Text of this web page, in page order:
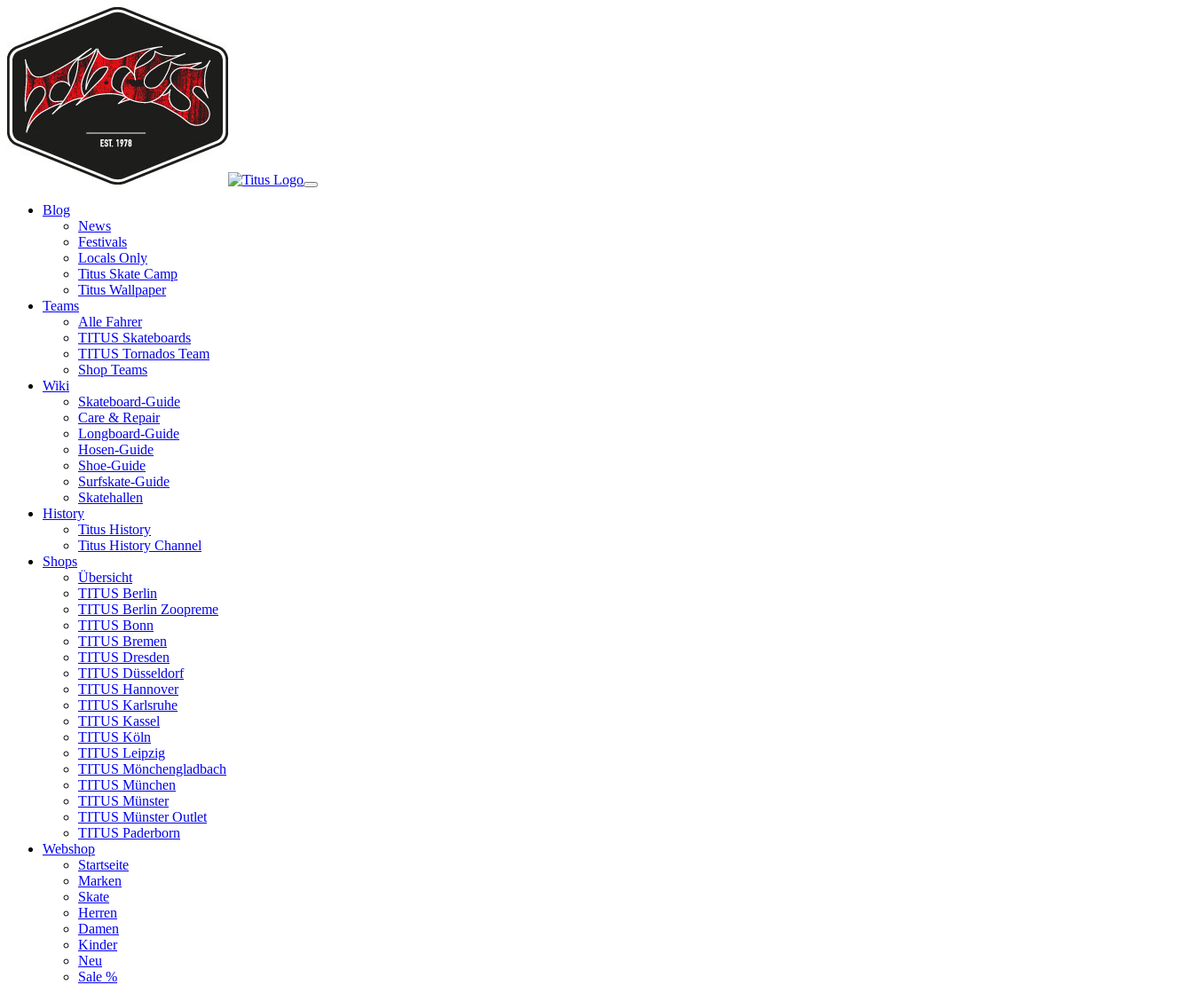
main
content
Toggle
Blog
News
Festivals
Locals Only
Titus Skate Camp
Titus Wallpaper
Teams
Alle Fahrer
TITUS Skateboards
TITUS Tornados Team
Shop Teams
Wiki
Skateboard-Guide
Care & Repair
Longboard-Guide
Hosen-Guide
Shoe-Guide
Surfskate-Guide
Skatehallen
History
Titus History
Titus History Channel
Shops
Übersicht
TITUS Berlin
TITUS Berlin Zoopreme
TITUS Bonn
TITUS Bremen
TITUS Dresden
TITUS Düsseldorf
TITUS Hannover
TITUS Karlsruhe
TITUS Kassel
TITUS Köln
TITUS Leipzig
TITUS Mönchengladbach
TITUS München
TITUS Münster
TITUS Münster Outlet
TITUS Paderborn
Webshop
Startseite
Marken
Skate
Herren
Damen
Kinder
Neu
Sale %